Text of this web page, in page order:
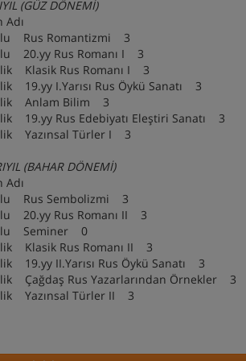
(GÜZ DÖNEMİ)
Adı
Rus Romantizmi 3
20.yy Rus Romanı I 3
Klasik Rus Romanı I 3
19.yy I.Yarısı Rus Öykü Sanatı 3
Anlam Bilim 3
19.yy Rus Edebiyatı Eleştiri Sanatı
Yazınsal Türler I 3
(BAHAR DÖNEMİ)
Adı
Rus Sembolizmi 3
20.yy Rus Romanı II 3
Seminer 0
Klasik Rus Romanı II 3
19.yy II.Yarısı Rus Öykü Sanatı 3
Çağdaş Rus Yazarlarından
Yazınsal Türler II 3